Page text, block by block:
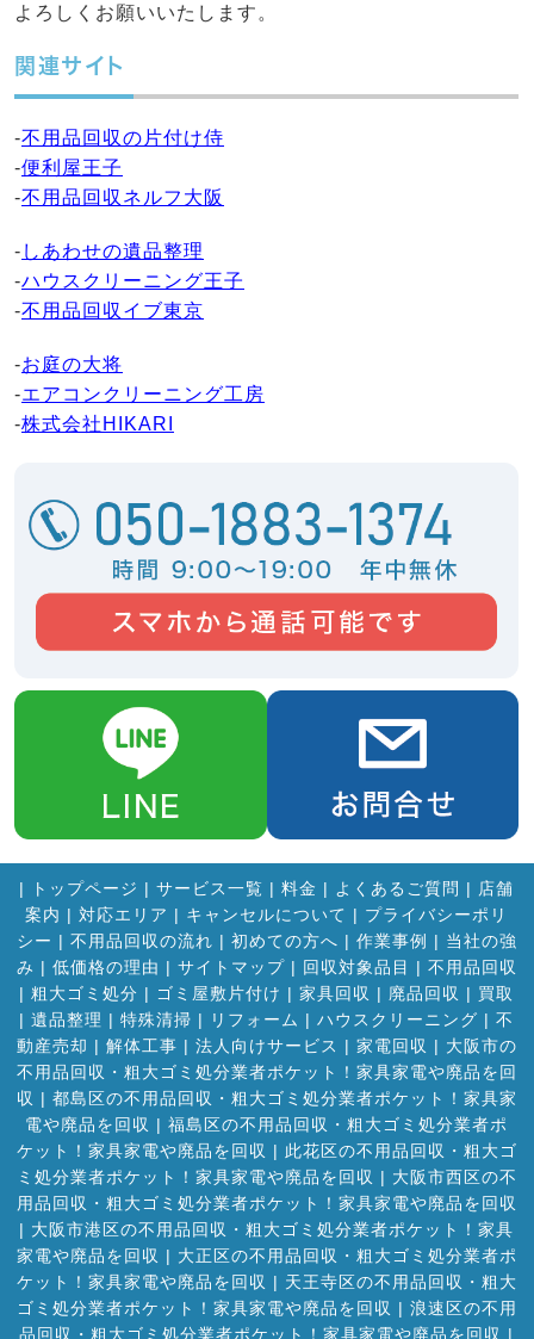
よろしくお願いいたします。
関連サイト
-不用品回収の片付け侍
-便利屋王子
-不用品回収ネルフ大阪
- しあわせの遺品整理
-ハウスクリーニング王子
-不用品回収イブ東京
-お庭の大将
-エアコンクリーニング工房
-株式会社HIKARI
| トップページ | サービス一覧 | 料金 | よくあるご質問 | 店舗
案内 | 対応エリア | キャンセルについて | プライバシーポリ
シー | 不用品回収の流れ | 初めての方へ | 作業事例 | 当社の強
み | 低価格の理由 | サイトマップ| 回収対象品目 | 不用品回収
| 粗大ゴミ処分 | ゴミ屋敷片付け | 家具回収 | 廃品回収 | 買取
| 遺品整理 | 特殊清掃 | リフォーム | ハウスクリーニング | 不
動産売却 | 解体工事 | 法人向けサービス | 家電回収 | 大阪市の
不用品回収・粗大ゴミ処分業者ポケット！家具家電や廃品を回
収 | 都島区の不用品回収・粗大ゴミ処分業者ポケット！家具家
電や廃品を回収 | 福島区の不用品回収・粗大ゴミ処分業者ポ
ケット！家具家電や廃品を回収 | 此花区の不用品回収・粗大ゴ
ミ処分業者ポケット！家具家電や廃品を回収 | 大阪市西区の不
用品回収・粗大ゴミ処分業者ポケット！家具家電や廃品を回収
| 大阪市港区の不用品回収・粗大ゴミ処分業者ポケット！家具
家電や廃品を回収 | 大正区の不用品回収・粗大ゴミ処分業者ポ
ケット！家具家電や廃品を回収 | 天王寺区の不用品回収・粗大
ゴミ処分業者ポケット！家具家電や廃品を回収 | 浪速区の不用
品回収・粗大ゴミ処分業者ポケット！家具家電や廃品を回収 |